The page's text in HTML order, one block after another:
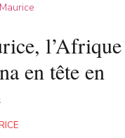
Maurice
l’Afrique
en tête en